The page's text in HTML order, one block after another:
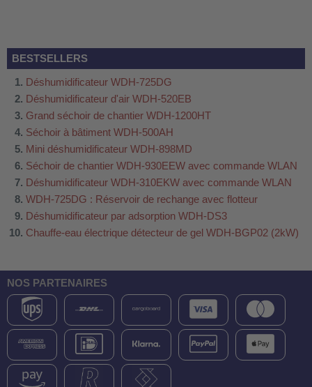
BESTSELLERS
Déshumidificateur WDH-725DG
Déshumidificateur d'air WDH-520EB
Grand séchoir de chantier WDH-1200HT
Séchoir à bâtiment WDH-500AH
Mini déshumidificateur WDH-898MD
Séchoir de chantier WDH-930EEW avec commande WLAN
Déshumidificateur WDH-310EKW avec commande WLAN
WDH-725DG : Réservoir de rechange avec flotteur
Déshumidificateur par adsorption WDH-DS3
Chauffe-eau électrique détecteur de gel WDH-BGP02 (2kW)
NOS PARTENAIRES